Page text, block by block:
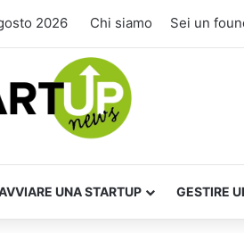
2026 Chi siamo Sei un
UNA STARTUP GESTIRE